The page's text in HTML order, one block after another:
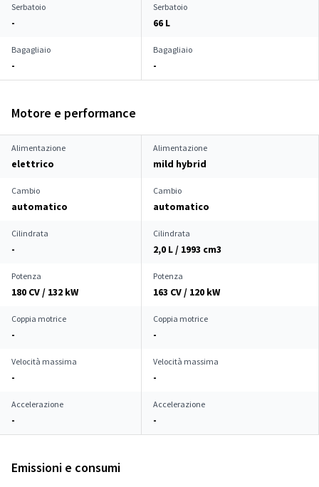
Serbatoio
-
Serbatoio
66 L
Bagagliaio
-
Bagagliaio
-
Motore e performance
Alimentazione
elettrico
Alimentazione
mild hybrid
Cambio
automatico
Cambio
automatico
Cilindrata
-
Cilindrata
2,0 L / 1993 cm3
Potenza
180 CV / 132 kW
Potenza
163 CV / 120 kW
Coppia motrice
-
Coppia motrice
-
Velocità massima
-
Velocità massima
-
Accelerazione
-
Accelerazione
-
Emissioni e consumi